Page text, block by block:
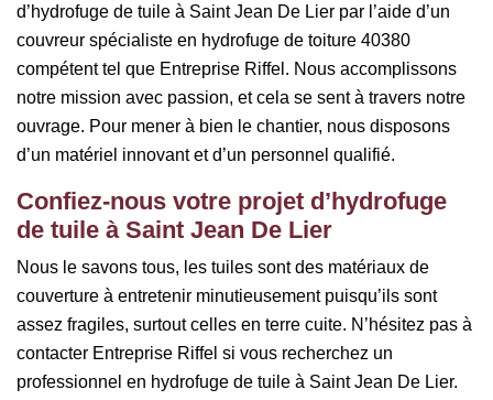
d’hydrofuge de tuile à Saint Jean De Lier par l’aide d’un
couvreur spécialiste en hydrofuge de toiture 40380
compétent tel que Entreprise Riffel. Nous accomplissons
notre mission avec passion, et cela se sent à travers notre
ouvrage. Pour mener à bien le chantier, nous disposons
d’un matériel innovant et d’un personnel qualifié.
Confiez-nous votre projet d’hydrofuge
de tuile à Saint Jean De Lier
Nous le savons tous, les tuiles sont des matériaux de
couverture à entretenir minutieusement puisqu’ils sont
assez fragiles, surtout celles en terre cuite. N’hésitez pas à
contacter Entreprise Riffel si vous recherchez un
professionnel en hydrofuge de tuile à Saint Jean De Lier.